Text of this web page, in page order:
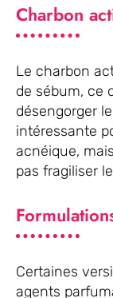
Charbon
Le charbon
de sébum, ce
désengorger
intéressante
acnéique,
pas fragiliser
Certaines
agents